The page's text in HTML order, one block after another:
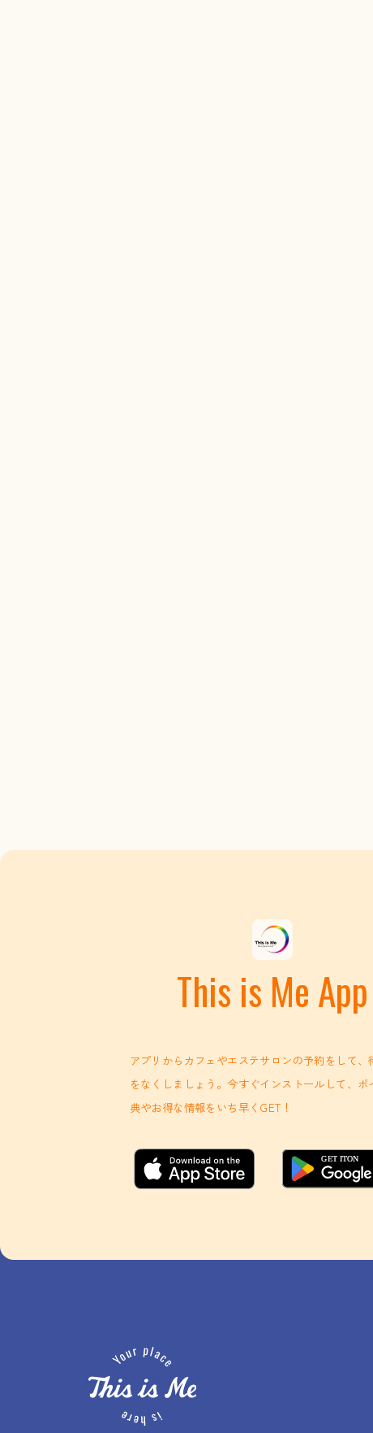
This is Me App
アプリからカフェやエステサロンの予約をして、
をなくしましょう。今すぐインストールして、ポ
典やお得な情報をいち早くGET！